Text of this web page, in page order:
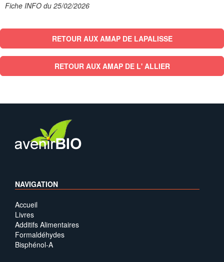
Fiche INFO du 25/02/2026
RETOUR AUX AMAP DE LAPALISSE
RETOUR AUX AMAP DE L' ALLIER
NAVIGATION
Accueil
Livres
Additifs Alimentaires
Formaldéhydes
Bisphénol-A